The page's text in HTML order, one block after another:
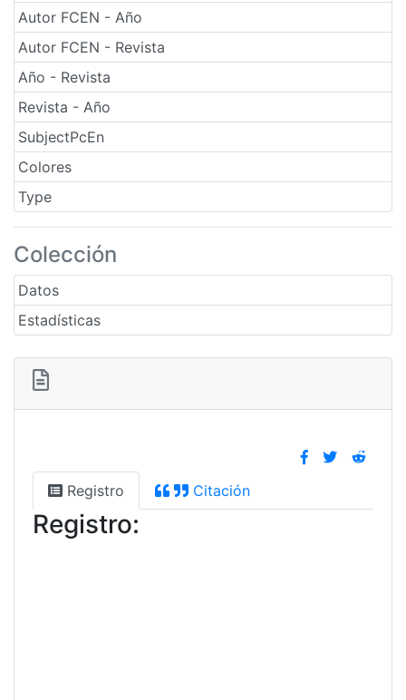
Autor FCEN - Año
Autor FCEN - Revista
Año - Revista
Revista - Año
SubjectPcEn
Colores
Type
Colección
Datos
Estadísticas
Registro Citación
Registro: